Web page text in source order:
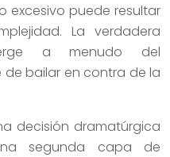
excesivo puede resultar
La verdadera
a menudo del
de bailar en contra de la
decisión dramatúrgica
segunda capa de